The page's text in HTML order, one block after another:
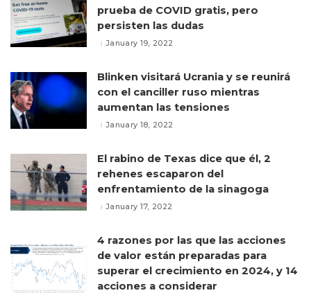
prueba de COVID gratis, pero
persisten las dudas
January 19, 2022
Blinken visitará Ucrania y se reunirá
con el canciller ruso mientras
aumentan las tensiones
January 18, 2022
El rabino de Texas dice que él, 2
rehenes escaparon del
enfrentamiento de la sinagoga
January 17, 2022
4 razones por las que las acciones
de valor están preparadas para
superar el crecimiento en 2024, y 14
acciones a considerar